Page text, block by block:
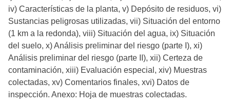
iv) Características de la planta, v) Depósito de residuos, vi)
Sustancias peligrosas utilizadas, vii) Situación del entorno
(1 km a la redonda), viii) Situación del agua, ix) Situación
del suelo, x) Análisis preliminar del riesgo (parte I), xi)
Análisis preliminar del riesgo (parte II), xii) Certeza de
contaminación, xiii) Evaluación especial, xiv) Muestras
colectadas, xv) Comentarios finales, xvi) Datos de
inspección. Anexo: Hoja de muestras colectadas.